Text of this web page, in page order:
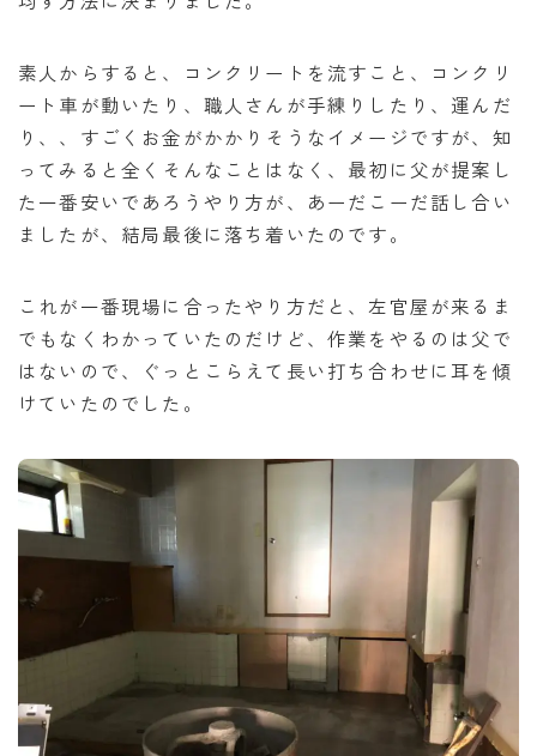
素人からすると、コンクリートを流すこと、コンクリ
ート車が動いたり、職人さんが手練りしたり、運んだ
り、、すごくお金がかかりそうなイメージですが、知
ってみると全くそんなことはなく、最初に父が提案し
た一番安いであろうやり方が、あーだこーだ話し合い
ましたが、結局最後に落ち着いたのです。
これが一番現場に合ったやり方だと、左官屋が来るま
でもなくわかっていたのだけど、作業をやるのは父で
はないので、ぐっとこらえて長い打ち合わせに耳を傾
けていたのでした。